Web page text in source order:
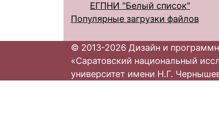
ЕГПНИ "Белый список"
Популярные загрузки файлов
© 2013-2026 Дизайн и
«Саратовский национальный
университет имени Н.Г.